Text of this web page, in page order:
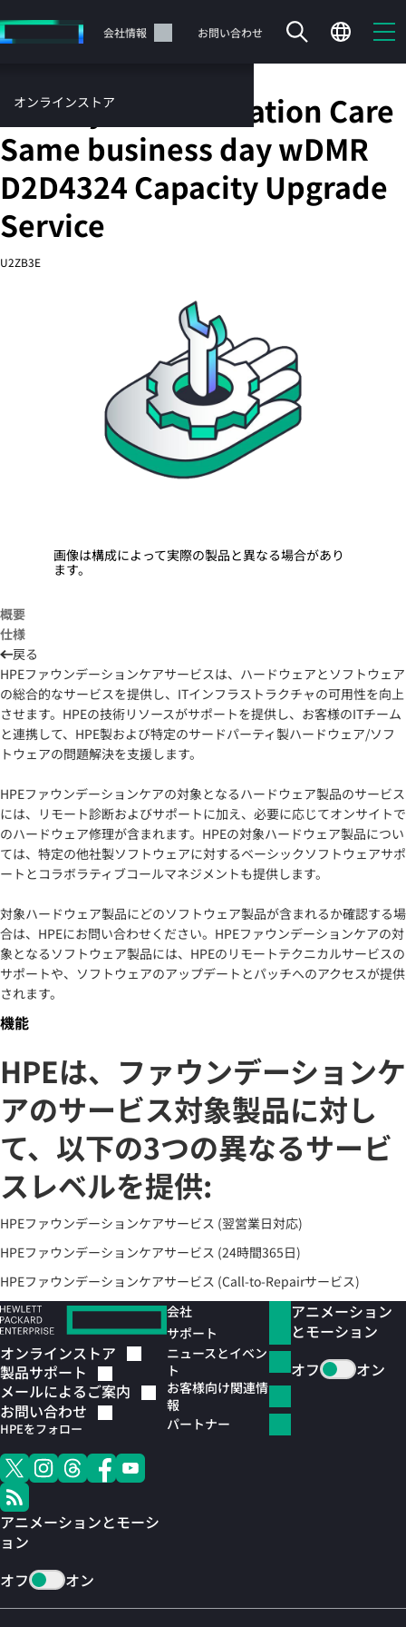
イ
テ
ン
に
ス
キ
プ
会社情報 お問い合わせ
オンラインストア
お問い合わせ
今すぐ購入
HPE 3 year Foundation Care
Same business day wDMR
D2D4324 Capacity Upgrade
Service
U2ZB3E
画像は構成によって実際の製品と異なる場合があり
ます。
概要
仕様
戻る
HPEファウンデーションケアサービスは、ハードウェアとソフトウェア
の総合的なサービスを提供し、ITインフラストラクチャの可用性を向上
させます。HPEの技術リソースがサポートを提供し、お客様のITチーム
と連携して、HPE製および特定のサードパーティ製ハードウェア/ソフ
トウェアの問題解決を支援します。
HPEファウンデーションケアの対象となるハードウェア製品のサービス
には、リモート診断およびサポートに加え、必要に応じてオンサイトで
のハードウェア修理が含まれます。HPEの対象ハードウェア製品につい
ては、特定の他社製ソフトウェアに対するベーシックソフトウェアサポ
ートとコラボラティブコールマネジメントも提供します。
対象ハードウェア製品にどのソフトウェア製品が含まれるか確認する場
合は、HPEにお問い合わせください。HPEファウンデーションケアの対
象となるソフトウェア製品には、HPEのリモートテクニカルサービスの
サポートや、ソフトウェアのアップデートとパッチへのアクセスが提供
されます。
機能
HPEは、ファウンデーションケ
アのサービス対象製品に対し
て、以下の3つの異なるサービ
スレベルを提供:
HPEファウンデーションケアサービス (翌営業日対応)
HPEファウンデーションケアサービス (24時間365日)
HPEファウンデーションケアサービス (Call-to-Repairサービス)
オンラインストア
製品サポート
メールによるご案内
お問い合わせ
HPEをフォロー
アニメーションとモーシ
ョン
オフ
オン
会社
サポート
ニュースとイベン
ト
お客様向け関連情
報
パートナー
アニメーション
とモーション
オフ
オン